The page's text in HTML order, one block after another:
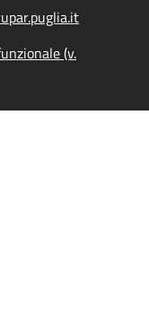
(v.